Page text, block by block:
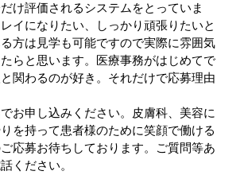
け評価されるシステムをとっていま
イになりたい、しっかり頑張りたいと
方は見学も可能ですので実際に雰囲気
らと思います。医療事務がはじめてで
関わるのが好き。それだけで応募理由
お申し込みください。皮膚科、美容に
を持って患者様のために笑顔で働ける
応募お待ちしております。ご質問等あ
ください。